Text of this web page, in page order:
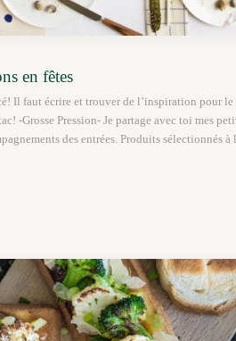
en fêtes
Il faut écrire et trouver de l’inspiration pour le
-Grosse Pression- Je partage avec toi mes
des entrées. Produits sélectionnés à